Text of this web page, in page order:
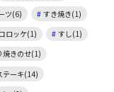
ツ(6)
すき焼き(1)
ロッケ(1)
すし(1)
焼きのせ(1)
テーキ(14)